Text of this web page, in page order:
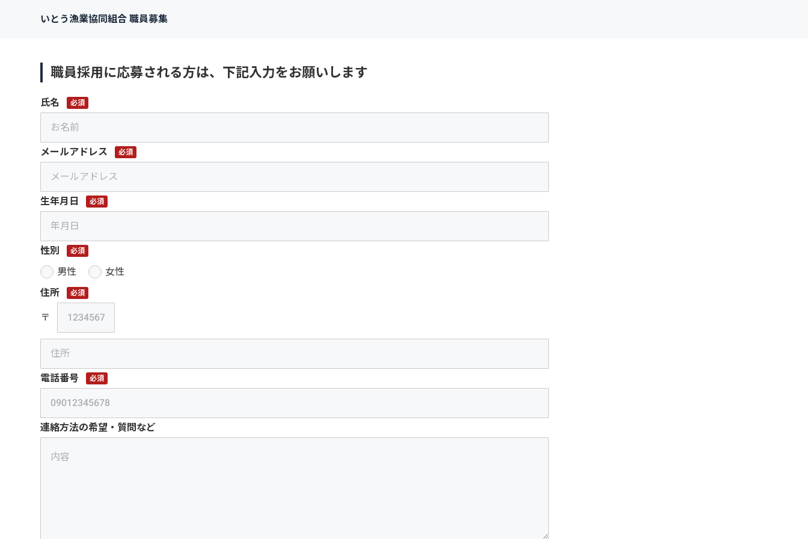
いとう漁業協同組合 職員募集
職員採用に応募される方は、下記入力をお願いします
氏名 必須
メールアドレス 必須
生年月日 必須
性別 必須
男性
女性
住所
必須
〒
電話番号 必須
連絡方法の希望・質問など